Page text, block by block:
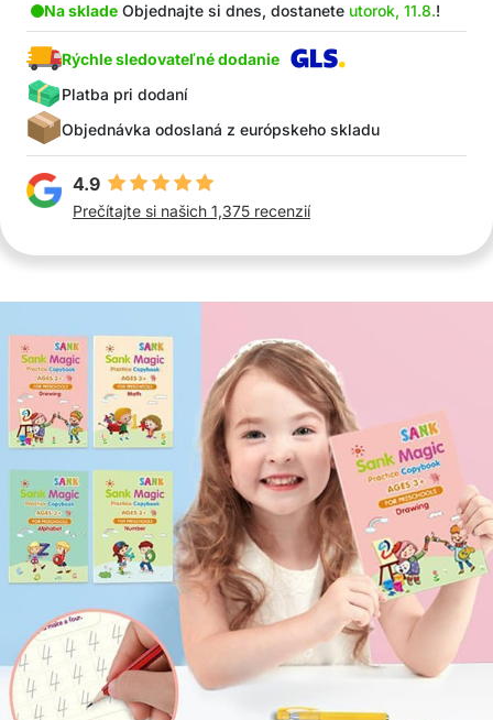
Na sklade Objednajte si dnes, dostanete utorok, 11.8.!
Rýchle sledovateľné dodanie
Platba pri dodaní
Objednávka odoslaná z európskeho skladu
4.9
Prečítajte si našich 1,375 recenzií